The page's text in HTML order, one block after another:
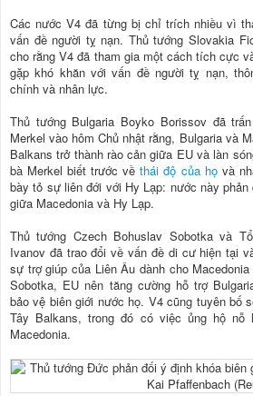
Các nước V4 đã từng bị chỉ trích nhiều vì
vấn đề người tỵ nạn. Thủ tướng Slovakia
cho rằng V4 đã tham gia một cách tích cực
gặp khó khăn với vấn đề người tỵ nạn,
chính và nhân lực.
Thủ tướng Bulgaria Boyko Borissov đã
Merkel vào hôm Chủ nhật rằng, Bulgaria và
Balkans trở thành rào cản giữa EU và làn
bà Merkel biết trước vềthái độ của họvà
bày tỏ sự liên đới với Hy Lạp: nước này
giữa Macedonia và Hy Lạp.
Thủ tướng Czech Bohuslav Sobotka và
Ivanov đã trao đổi về vấn đề di cư hiện tại
sự trợ giúp của Liên Âu dành cho
Sobotka, EU nên tăng cường hỗ trợ
bảo vệ biên giới nước họ. V4 cũng tuyên bố
Tây Balkans, trong đó có việc ủng hộ
Macedonia.